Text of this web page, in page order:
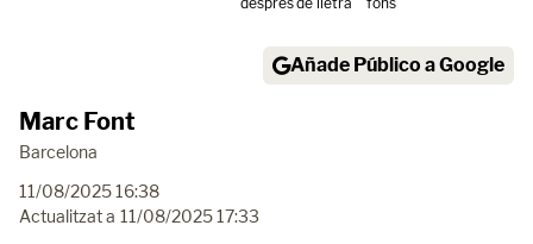
Añade Público a Google
Marc Font
Barcelona
11/08/2025 16:38
Actualitzat a 11/08/2025 17:33